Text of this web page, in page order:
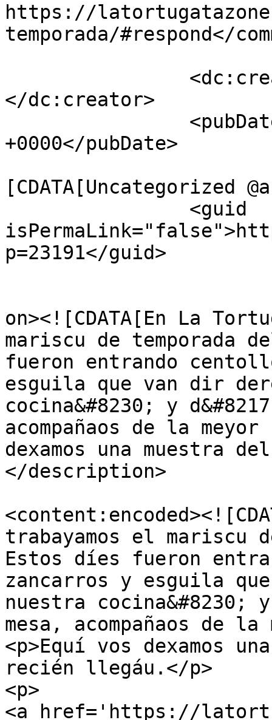
https://
temporada/#respond</
</dc:creator>
+0000</pubDate>
[CDATA[Uncategorized
p=23191</guid>
on><![CDATA[En La
mariscu de temporada
fueron entrando
esguila que van dir
cocina&#8230; y
acompañaos de la
dexamos una muestra
</description>
trabayamos el mariscu
Estos díes fueron
zancarros y esguila
nuestra cocina&#8230;
mesa, acompañaos de
<p>Equí vos dexamos
recién llegáu.</p>
<p>
<a href='https://